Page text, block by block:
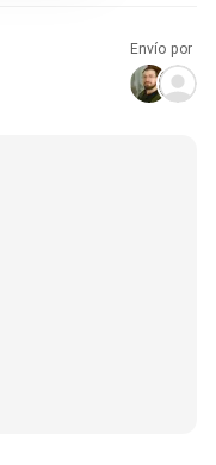
Envío por